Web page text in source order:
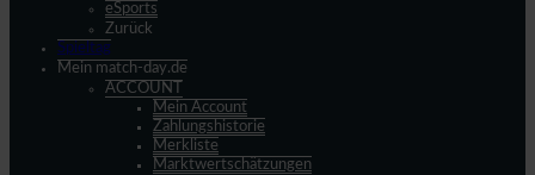
eSports
Zurück
Spieltag
Mein match-day.de
ACCOUNT
Mein Account
Zahlungshistorie
Merkliste
Marktwertschätzungen